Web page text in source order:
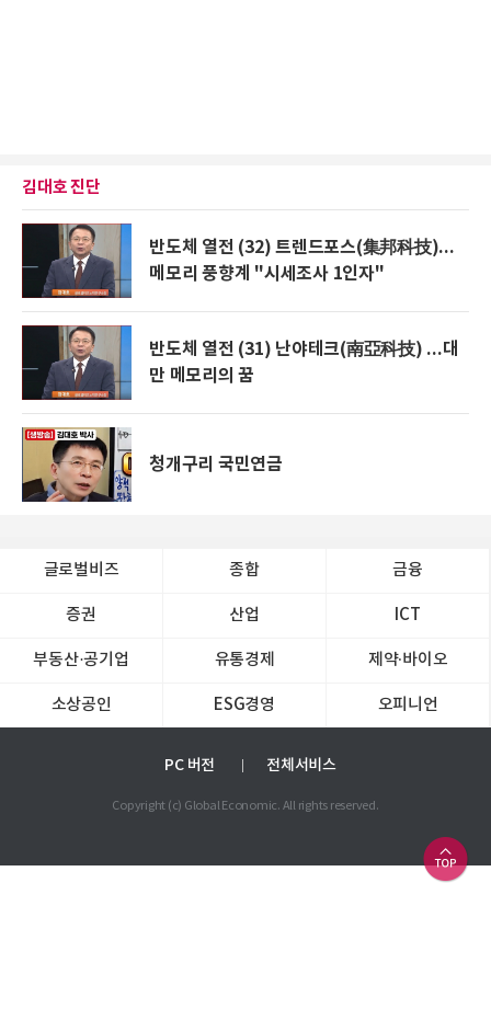
김대호 진단
반도체 열전 (32) 트렌드포스(集邦科技)...
메모리 풍향계 "시세조사 1인자"
반도체 열전 (31) 난야테크(南亞科技) ...대
만 메모리의 꿈
청개구리 국민연금
글로벌비즈 종합 금융
증권 산업 ICT
부동산·공기업 유통경제 제약∙바이오
소상공인 ESG경영 오피니언
PC 버전 전체서비스
Copyright (c) Global Economic. All rights reserved.